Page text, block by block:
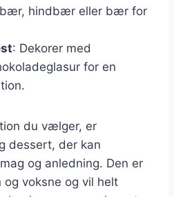
hindbær eller bær for
: Dekorer med
for en
du vælger, er
dessert, der kan
og anledning. Den er
voksne og vil helt